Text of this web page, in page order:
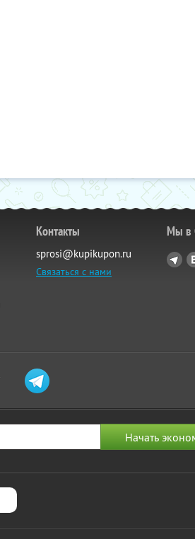
Контакты
sprosi@kupikupon.ru
Связаться с нами
Мы в